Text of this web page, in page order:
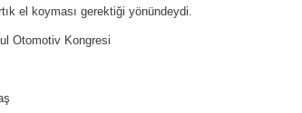
el koyması gerektiği yönündeydi.
Otomotiv Kongresi